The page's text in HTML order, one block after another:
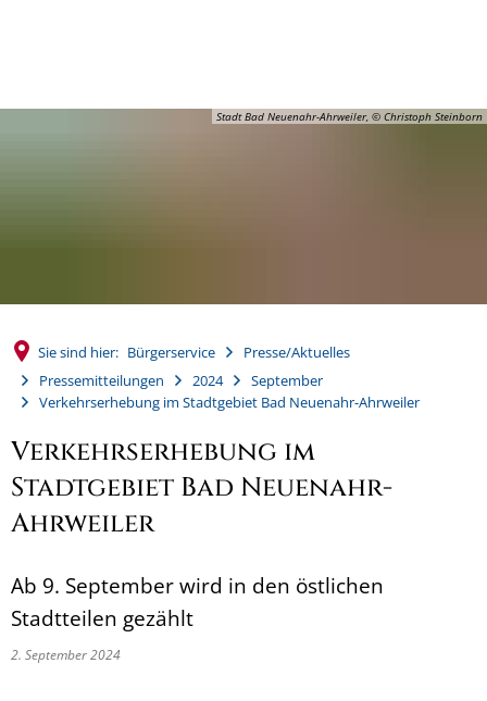
Stadt Bad Neuenahr-Ahrweiler, © Christoph Steinborn
Sie sind hier: Bürgerservice
Presse/Aktuelles
Pressemitteilungen
2024
September
Verkehrserhebung im Stadtgebiet Bad Neuenahr-Ahrweiler
Verkehrserhebung im
Stadtgebiet Bad Neuenahr-
Ahrweiler
Ab 9. September wird in den östlichen
Stadtteilen gezählt
2. September 2024